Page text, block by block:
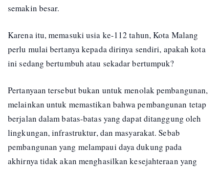
semakin besar.
Karena itu, memasuki usia ke-112 tahun, Kota Malang
perlu mulai bertanya kepada dirinya sendiri, apakah kota
ini sedang bertumbuh atau sekadar bertumpuk?
Pertanyaan tersebut bukan untuk menolak pembangunan,
melainkan untuk memastikan bahwa pembangunan tetap
berjalan dalam batas-batas yang dapat ditanggung oleh
lingkungan, infrastruktur, dan masyarakat. Sebab
pembangunan yang melampaui daya dukung pada
akhirnya tidak akan menghasilkan kesejahteraan yang